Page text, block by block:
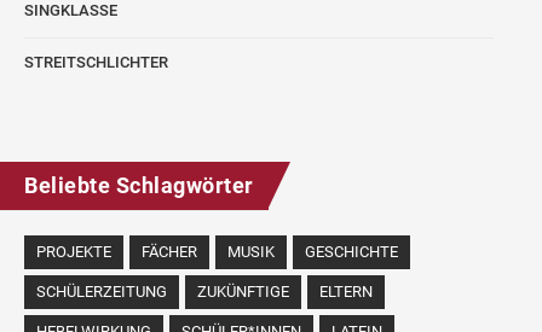
SINGKLASSE
STREITSCHLICHTER
Beliebte Schlagwörter
PROJEKTE FÄCHER MUSIK GESCHICHTE
SCHÜLERZEITUNG ZUKÜNFTIGE ELTERN